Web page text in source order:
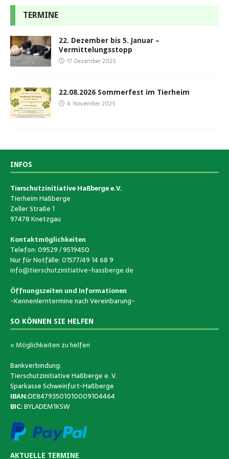
TERMINE
22. Dezember bis 5. Januar –
Vermittelungsstopp
17. Dezember 2025
22.08.2026 Sommerfest im Tierheim
4. November 2025
INFOS
Tierschutzinitiative Haßberge e.V.
Tierheim Haßberge
Zeller Straße 1
97478 Knetzgau
Kontaktmöglichkeiten
Telefon: 09529 / 9519450
Nur für Notfälle: 01577/49 14 68 9
info@tierschutzinitiative-hassberge.de
Öffnungszeiten und Informationen
-Kennenlerntermine nach Vereinbarung-
SO KÖNNEN SIE HELFEN
» Möglichkeiten zu helfen
Bankverbindung:
Tierschutzinitiative Haßberge e. V.
Sparkasse Schweinfurt-Haßberge
IBAN:DE84793501010009104464
BIC:BYLADEM1KSW
AKTUELLE TERMINE